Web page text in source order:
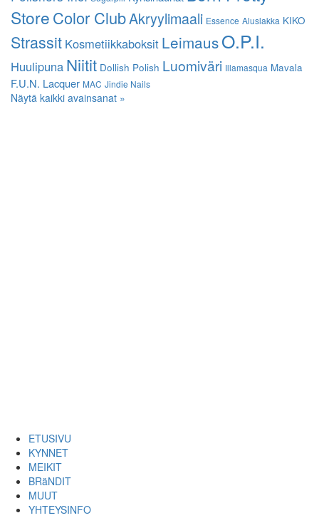
StoreColor ClubAkryylimaali Essence Aluslakka KIKO
Strassit Kosmetiikkaboksit LeimausO.P.I.
Huulipuna Niitit Dollish Polish Luomiväri Illamasqua Mavala
F.U.N. Lacquer MAC Jindie Nails
Näytä kaikki avainsanat »
ETUSIVU
KYNNET
MEIKIT
BRäNDIT
MUUT
YHTEYSINFO